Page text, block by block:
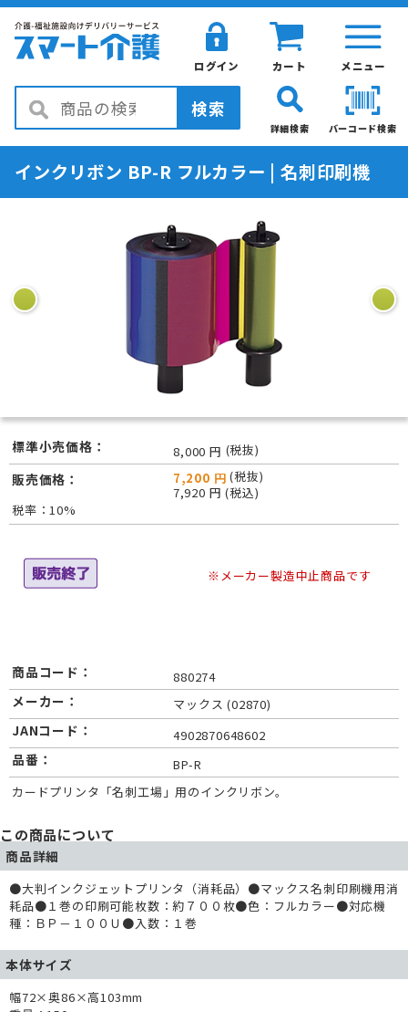
メニュー
カート
ログイン
検索
バーコード検索
詳細検索
インクリボン BP-R フルカラー | 名刺印刷機
標準小売価格： 8,000 円 (税抜)
販売価格： 7,200 円 (税抜)
7,920 円 (税込)
税率：10%
※メーカー製造中止商品です
商品コード： 880274
メーカー： マックス (02870)
JANコード： 4902870648602
品番：
BP-R
カードプリンタ「名刺工場」用のインクリボン。
この商品について
商品詳細
●大判インクジェットプリンタ（消耗品）●マックス名刺印刷機用消
耗品●１巻の印刷可能枚数：約７００枚●色：フルカラー●対応機
種：ＢＰ－１００Ｕ●入数：１巻
本体サイズ
幅72×奥86×高103mm